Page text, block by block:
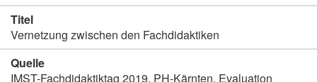
Titel
Vernetzung zwischen den Fachdidaktiken
Quelle
IMST-Fachdidaktiktag 2019, PH-Kärnten, Evaluation